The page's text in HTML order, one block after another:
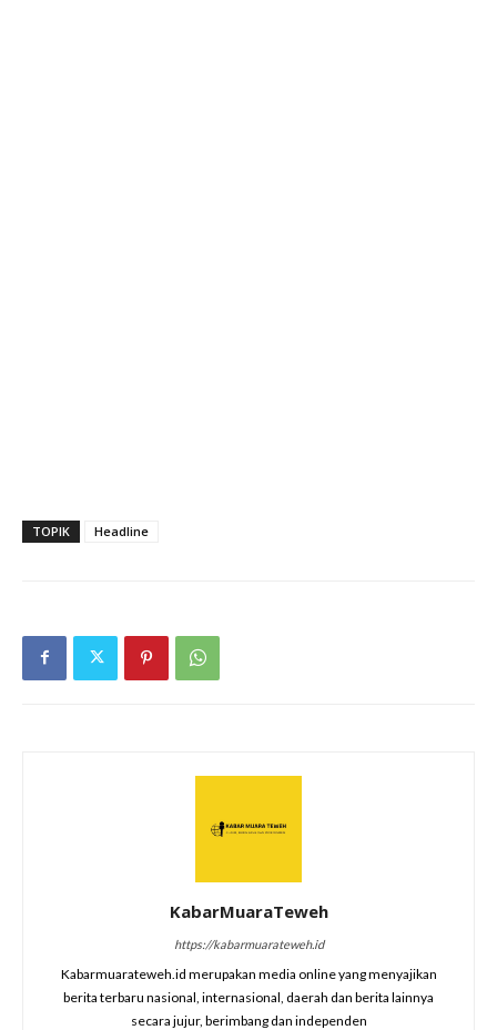
TOPIK Headline
KabarMuaraTeweh
https://kabarmuarateweh.id
Kabarmuarateweh.id merupakan media online yang menyajikan
berita terbaru nasional, internasional, daerah dan berita lainnya
secara jujur, berimbang dan independen